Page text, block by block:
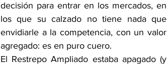
decisión para entrar en los mercados, en
los que su calzado no tiene nada que
envidiarle a la competencia, con un valor
agregado: es en puro cuero.
El Restrepo Ampliado estaba apagado (y